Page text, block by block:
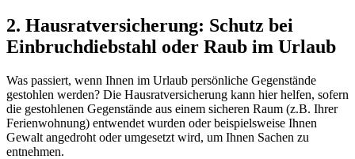
2. Hausratversicherung: Schutz bei
Einbruchdiebstahl oder Raub im Urlaub
Was passiert, wenn Ihnen im Urlaub persönliche Gegenstände
gestohlen werden? Die Hausratversicherung kann hier helfen, sofern
die gestohlenen Gegenstände aus einem sicheren Raum (z.B. Ihrer
Ferienwohnung) entwendet wurden oder beispielsweise Ihnen
Gewalt angedroht oder umgesetzt wird, um Ihnen Sachen zu
entnehmen.